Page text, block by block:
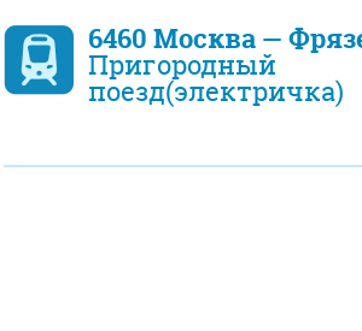
6460 Москва —
Пригородный
поезд(электричка)